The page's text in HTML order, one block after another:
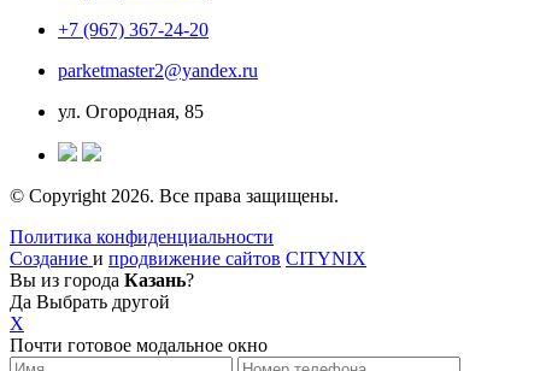
+7 (967) 367-24-20
parketmaster2@yandex.ru
ул. Огородная, 85
© Copyright 2026. Все права защищены.
Политика конфиденциальности
Создание и продвижение сайтов CITYNIX
Вы из города Казань?
Да Выбрать другой
X
Почти готовое модальное окно